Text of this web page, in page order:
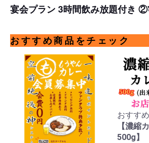
宴会プラン 3時間飲み放題付き
おすすめ商品をチェック
おすすめ
【濃縮